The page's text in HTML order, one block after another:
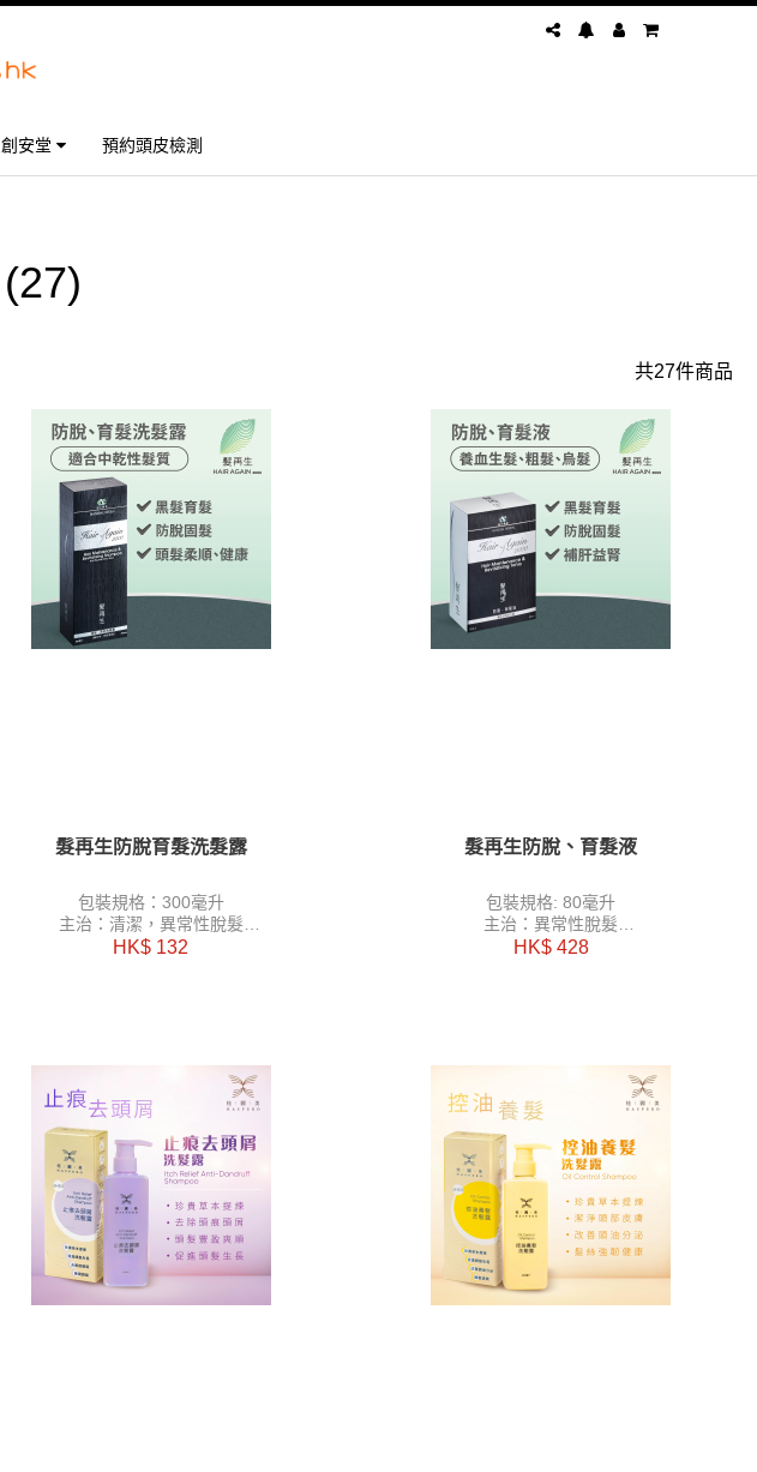
創安堂 預約頭皮檢測
(27)
共27件商品
髮再生防脫育髮洗髮露
包裝規格：300毫升
主治：清潔，異常性脫髮
功能：活血化瘀，袪風除濕，關竅通
HK$ 132
髮再生防脫、育髮液
包裝規格: 80毫升
主治：異常性脫髮
功能：活血化瘀，袪風除濕，關竅通
HK$ 428